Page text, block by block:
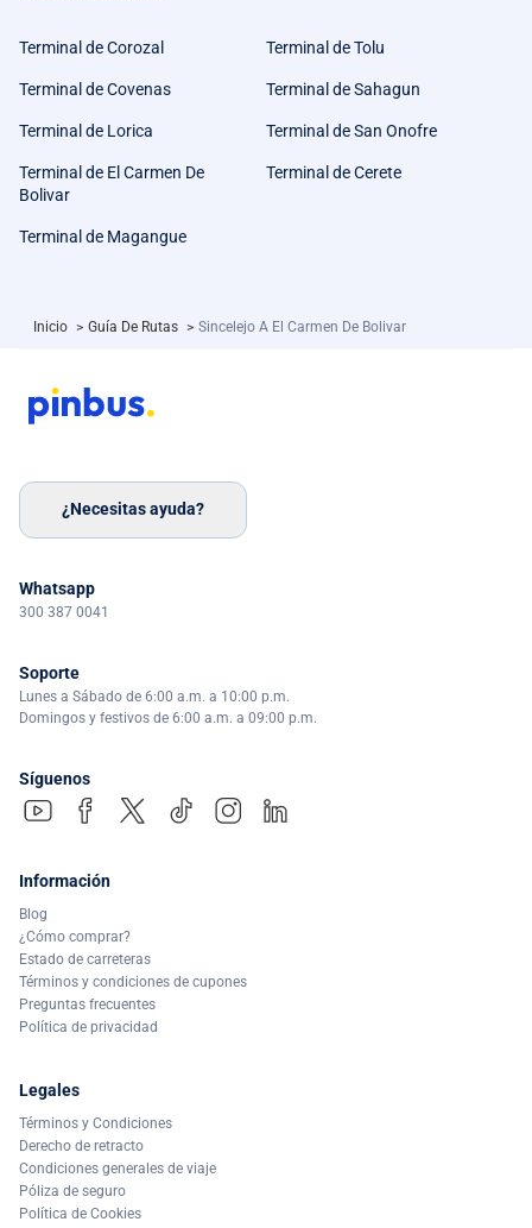
Terminal de Corozal Terminal de Tolu
Terminal de Covenas Terminal de Sahagun
Terminal de Lorica Terminal de San Onofre
Terminal de El Carmen De
Bolivar
Terminal de Cerete
Terminal de Magangue
Inicio > Guía De Rutas > Sincelejo A El Carmen De Bolivar
¿Necesitas ayuda?
Whatsapp
300 387 0041
Soporte
Lunes a Sábado de 6:00 a.m. a 10:00 p.m.
Domingos y festivos de 6:00 a.m. a 09:00 p.m.
Síguenos
Información
Blog
¿Cómo comprar?
Estado de carreteras
Términos y condiciones de cupones
Preguntas frecuentes
Política de privacidad
Legales
Términos y Condiciones
Derecho de retracto
Condiciones generales de viaje
Póliza de seguro
Política de Cookies